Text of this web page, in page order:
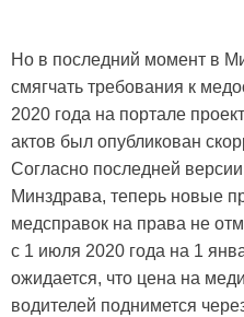
Но в последний момент в
смягчать требования к
2020 года на портале
актов был опубликован
Согласно последней
Минздрава, теперь новые
медсправок на права не
с 1 июля 2020 года на 1
ожидается, что цена на
водителей поднимется